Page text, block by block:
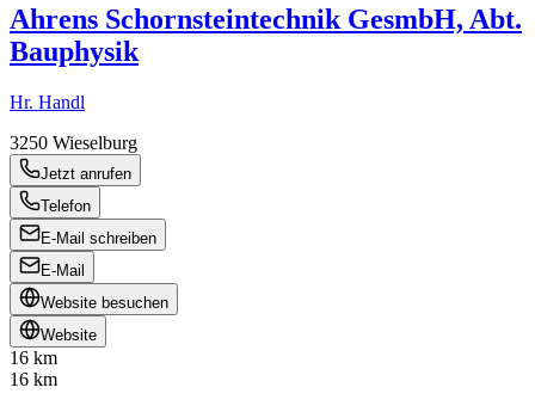
Ahrens Schornsteintechnik GesmbH, Abt.
Bauphysik
Hr. Handl
3250 Wieselburg
Jetzt anrufen
Telefon
E-Mail schreiben
E-Mail
Website besuchen
Website
16 km
16 km